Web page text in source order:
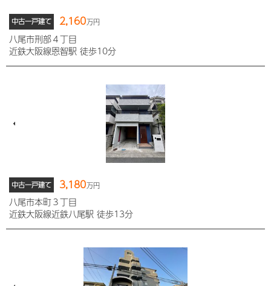
中古一戸建て 2,160万円
八尾市刑部４丁目
近鉄大阪線恩智駅 徒歩10分
中古一戸建て 3,180万円
八尾市本町３丁目
近鉄大阪線近鉄八尾駅 徒歩13分